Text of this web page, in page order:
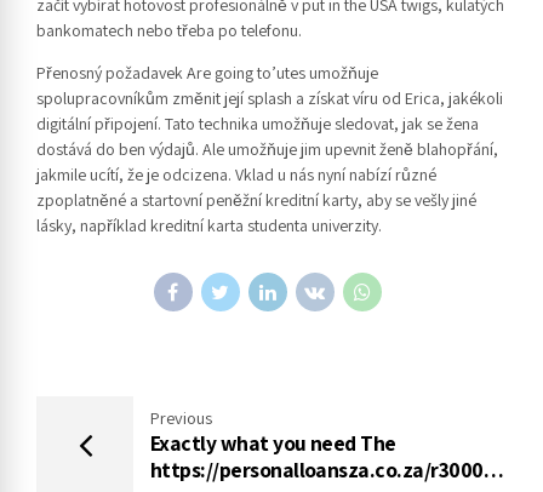
bankomatech nebo třeba po telefonu.
Přenosný požadavek Are going to’utes umožňuje
spolupracovníkům změnit její splash a získat víru od Erica, jakékoli
digitální připojení. Tato technika umožňuje sledovat, jak se žena
dostává do ben výdajů. Ale umožňuje jim upevnit ženě blahopřání,
jakmile ucítí, že je odcizena. Vklad u nás nyní nabízí různé
zpoplatněné a startovní peněžní kreditní karty, aby se vešly jiné
lásky, například kreditní karta studenta univerzity.
Previous
Exactly what you need The
https://personalloansza.co.za/r30000-